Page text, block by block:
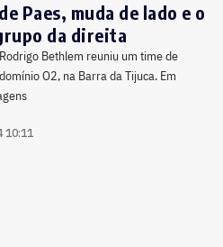
Paes, muda de lado e o
da direita
Bethlem reuniu um time de
O2, na Barra da Tijuca. Em
10:11